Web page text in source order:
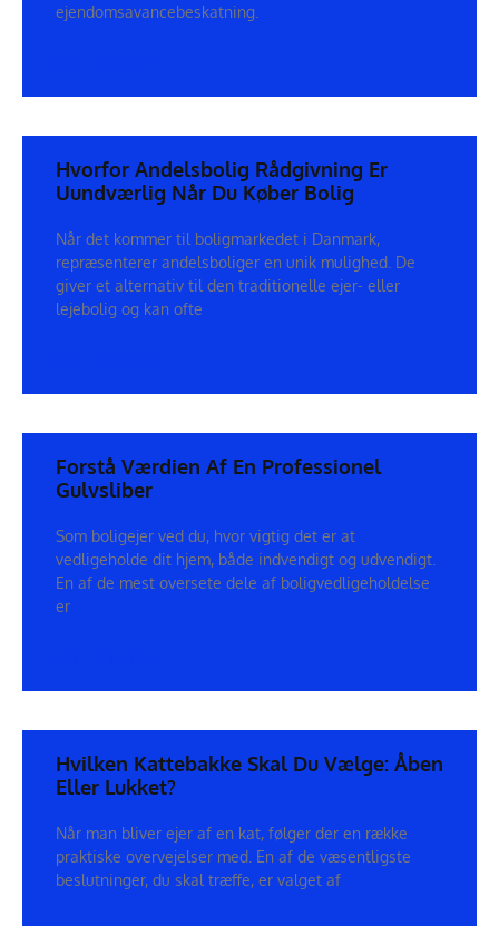
ejendomsavancebeskatning.
Hvorfor Andelsbolig Rådgivning Er
Uundværlig Når Du Køber Bolig
Når det kommer til boligmarkedet i Danmark,
repræsenterer andelsboliger en unik mulighed. De
giver et alternativ til den traditionelle ejer- eller
lejebolig og kan ofte
Forstå Værdien Af En Professionel
Gulvsliber
Som boligejer ved du, hvor vigtig det er at
vedligeholde dit hjem, både indvendigt og udvendigt.
En af de mest oversete dele af boligvedligeholdelse
er
Hvilken Kattebakke Skal Du Vælge: Åben
Eller Lukket?
Når man bliver ejer af en kat, følger der en række
praktiske overvejelser med. En af de væsentligste
beslutninger, du skal træffe, er valget af